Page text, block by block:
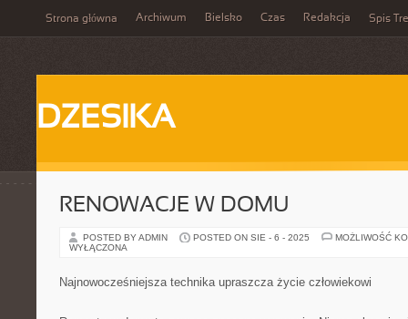
Strona główna Archiwum Bielsko Czas Redakcja Spis
DZESIKA
RENOWACJE W DOMU
POSTED BY ADMIN POSTED ON SIE - 6 - 2025
MOŻLIWOŚĆ
WYŁĄCZONA
Najnowocześniejsza technika upraszcza życie człowiekowi